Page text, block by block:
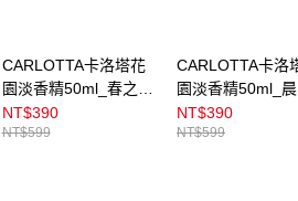
CARLOTTA卡洛塔花
園淡香精50ml_春之甦
醒
NT$390
NT$599
CARLOTTA卡洛
園淡香精50ml_
語
NT$390
NT$599